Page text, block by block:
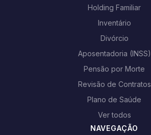
Holding Familiar
Inventário
Divórcio
Aposentadoria (INSS)
Pensão por Morte
Revisão de Contratos
Plano de Saúde
Ver todos
NAVEGAÇÃO